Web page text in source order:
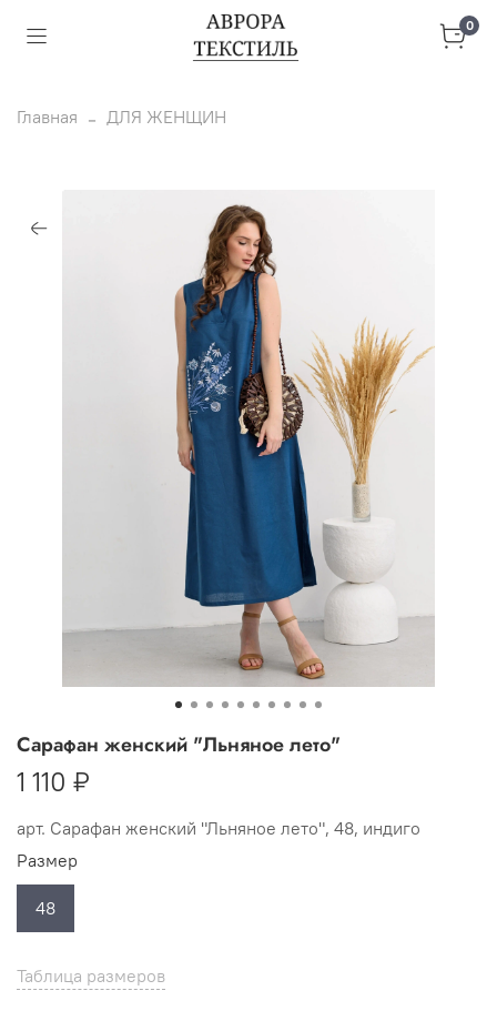
0
Главная ДЛЯ ЖЕНЩИН
арт. Сарафан женский "Льняное лето", 48, индиго
Сарафан женский "Льняное лето"
1 110 ₽
Таблица размеров
Размер
48